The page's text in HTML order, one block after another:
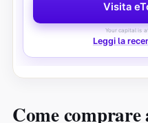
Visita
Your capital is
Leggi la
Come